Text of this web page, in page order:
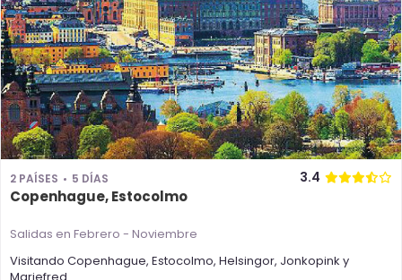
2 PAÍSES 5 DÍAS 3.4
Copenhague, Estocolmo
Salidas en Febrero - Noviembre
Visitando Copenhague, Estocolmo, Helsingor, Jonkopink y